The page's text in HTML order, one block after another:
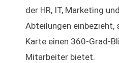
der HR, IT, Marketing
Abteilungen einbezieht,
Karte einen 360-Grad-
Mitarbeiter bietet.